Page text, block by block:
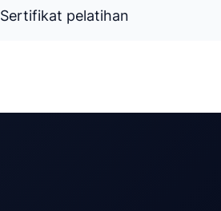
Sertifikat pelatihan